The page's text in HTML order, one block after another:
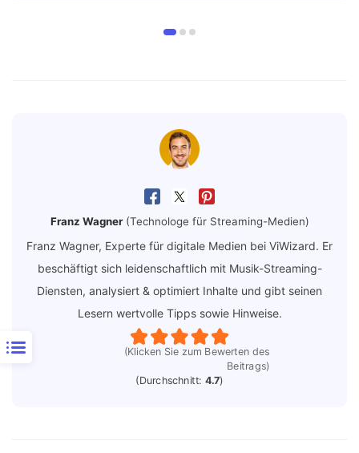
Franz Wagner (Technologe für Streaming-Medien)
Franz Wagner, Experte für digitale Medien bei ViWizard. Er
beschäftigt sich leidenschaftlich mit Musik-Streaming-
Diensten, analysiert & optimiert Inhalte und gibt seinen
Lesern wertvolle Tipps sowie Hinweise.
(Klicken Sie zum Bewerten des
Beitrags)
(Durchschnitt: 4.7)